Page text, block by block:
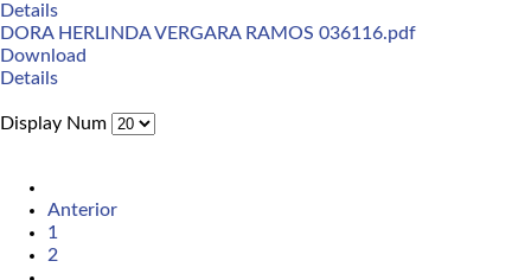
Details
DORA HERLINDA VERGARA RAMOS 036116.pdf
Download
Details
Display Num
Anterior
1
2